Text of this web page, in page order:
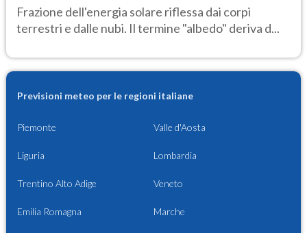
Frazione dell'energia solare riflessa dai corpi
terrestri e dalle nubi. Il termine "albedo" deriva d...
Previsioni meteo per le regioni italiane
Piemonte Valle d'Aosta
Liguria Lombardia
Trentino Alto Adige Veneto
Emilia Romagna Marche